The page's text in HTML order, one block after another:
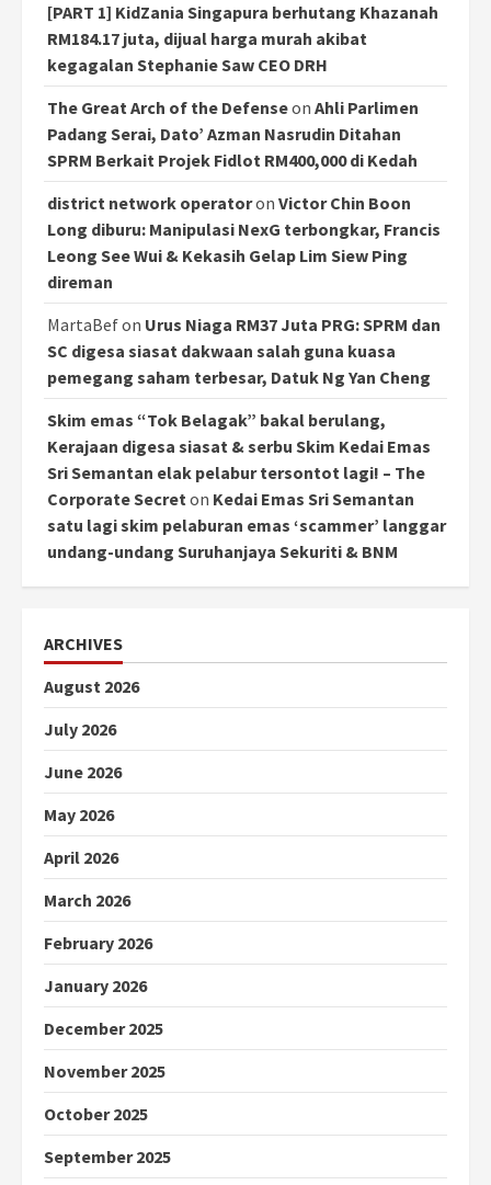
[PART 1] KidZania Singapura berhutang Khazanah
RM184.17 juta, dijual harga murah akibat
kegagalan Stephanie Saw CEO DRH
The Great Arch of the Defenseon Ahli Parlimen
Padang Serai, Dato’ Azman Nasrudin Ditahan
SPRM Berkait Projek Fidlot RM400,000 di Kedah
district network operatoron Victor Chin Boon
Long diburu: Manipulasi NexG terbongkar, Francis
Leong See Wui & Kekasih Gelap Lim Siew Ping
direman
MartaBefon Urus Niaga RM37 Juta PRG: SPRM dan
SC digesa siasat dakwaan salah guna kuasa
pemegang saham terbesar, Datuk Ng Yan Cheng
Skim emas “Tok Belagak” bakal berulang,
Kerajaan digesa siasat & serbu Skim Kedai Emas
Sri Semantan elak pelabur tersontot lagi! – The
Corporate Secreton Kedai Emas Sri Semantan
satu lagi skim pelaburan emas ‘scammer’ langgar
undang-undang Suruhanjaya Sekuriti & BNM
ARCHIVES
August 2026
July 2026
June 2026
May 2026
April 2026
March 2026
February 2026
January 2026
December 2025
November 2025
October 2025
September 2025